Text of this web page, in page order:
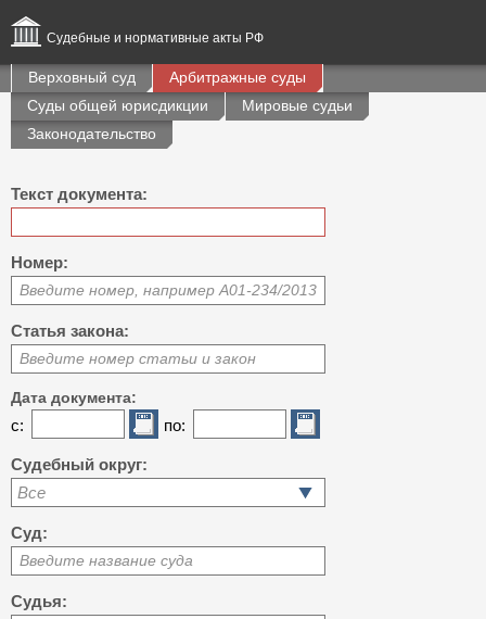
Судебные и нормативные акты РФ
Верховный суд
Арбитражные суды
Суды общей юрисдикции
Мировые судьи
Законодательство
Текст документа:
Номер:
Введите номер, например А01-234/2013
Статья закона:
Введите номер статьи и закон
Дата документа:
с: по:
Судебный округ:
Все
Суд:
Введите название суда
Судья: